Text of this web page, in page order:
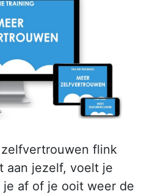
flink
aan jezelf, voelt je
af of je ooit weer de